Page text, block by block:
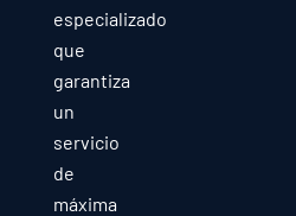
especializado
que
garantiza
un
servicio
de
máxima